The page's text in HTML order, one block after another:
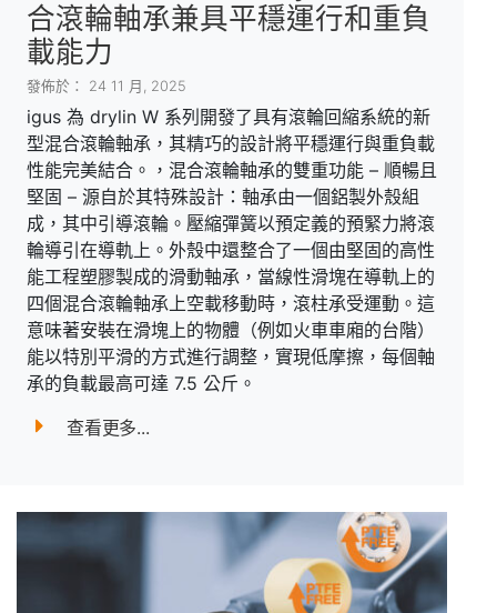
合滾輪軸承兼具平穩運行和重負
載能力
發佈於： 24 11 月, 2025
igus 為 drylin W 系列開發了具有滾輪回縮系統的新
型混合滾輪軸承，其精巧的設計將平穩運行與重負載
性能完美結合。，混合滾輪軸承的雙重功能 – 順暢且
堅固 – 源自於其特殊設計：軸承由一個鋁製外殼組
成，其中引導滾輪。壓縮彈簧以預定義的預緊力將滾
輪導引在導軌上。外殼中還整合了一個由堅固的高性
能工程塑膠製成的滑動軸承，當線性滑塊在導軌上的
四個混合滾輪軸承上空載移動時，滾柱承受運動。這
意味著安裝在滑塊上的物體（例如火車車廂的台階）
能以特別平滑的方式進行調整，實現低摩擦，每個軸
承的負載最高可達 7.5 公斤。
查看更多...